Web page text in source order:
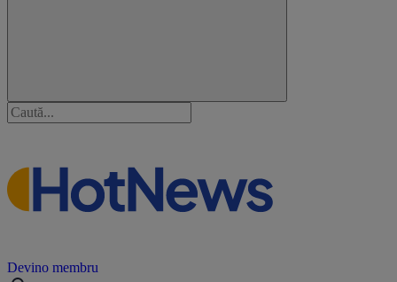
Devino membru